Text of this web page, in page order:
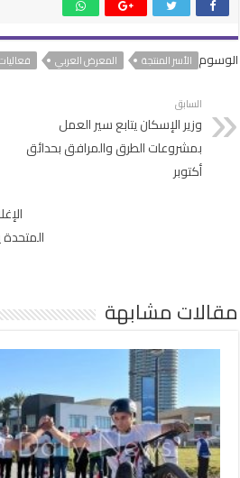
الوسوم الأسر المنتجة المعرض العربي
السابق
وزير الإسكان يتابع سير العمل
بمشروعات الطرق والمرافق بحدائق
أكتوبر
المتحدة
مقالات مشابهة